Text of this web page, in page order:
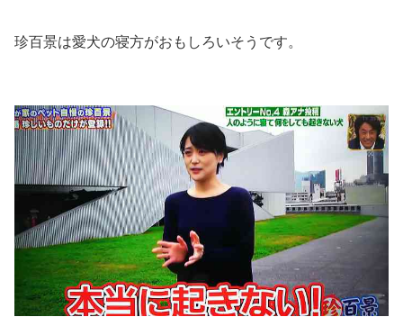
珍百景は愛犬の寝方がおもしろいそうです。